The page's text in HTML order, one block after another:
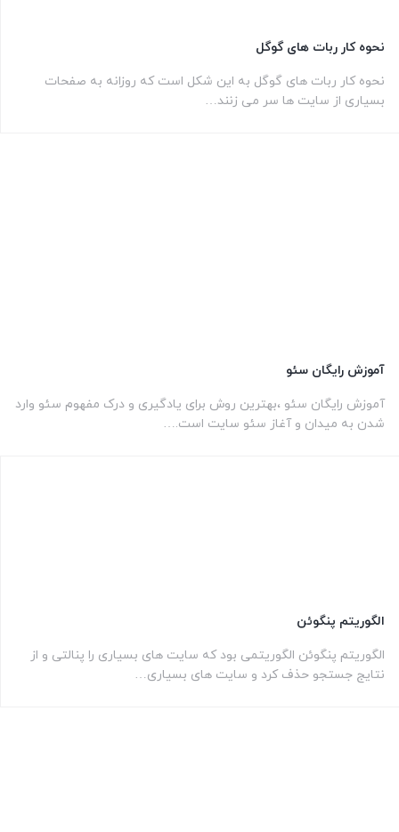
نحوه کار ربات های گوگل
نحوه کار ربات های گوگل به این شکل است که روزانه به صفحات
بسیاری از سایت ها سر می زنند…
آموزش رایگان سئو
آموزش رایگان سئو ،بهترین روش برای یادگیری و درک مفهوم سئو وارد
شدن به میدان و آغاز سئو سایت است.…
الگوریتم پنگوئن
الگوریتم پنگوئن الگوریتمی بود که سایت های بسیاری را پنالتی و از
نتایج جستجو حذف کرد و سایت های بسیاری…